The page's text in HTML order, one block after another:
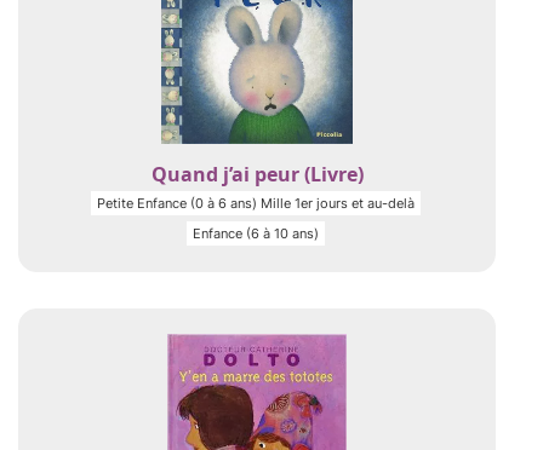
Quand j’ai peur (Livre)
Petite Enfance (0 à 6 ans) Mille 1er jours et au-delà
Enfance (6 à 10 ans)